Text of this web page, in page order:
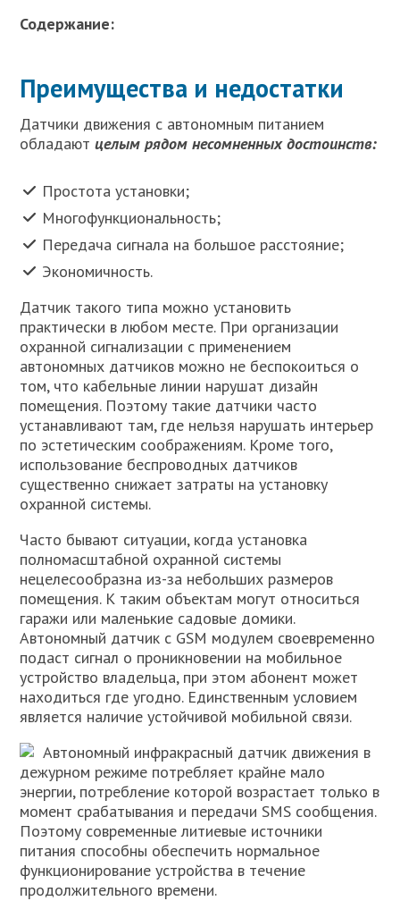
Содержание:
Преимущества и недостатки
Датчики движения с автономным питанием
обладаютцелым рядом несомненных достоинств:
Простота установки;
Многофункциональность;
Передача сигнала на большое расстояние;
Экономичность.
Датчик такого типа можно установить
практически в любом месте. При организации
охранной сигнализации с применением
автономных датчиков можно не беспокоиться о
том, что кабельные линии нарушат дизайн
помещения. Поэтому такие датчики часто
устанавливают там, где нельзя нарушать интерьер
по эстетическим соображениям. Кроме того,
использование беспроводных датчиков
существенно снижает затраты на установку
охранной системы.
Часто бывают ситуации, когда установка
полномасштабной охранной системы
нецелесообразна из-за небольших размеров
помещения. К таким объектам могут относиться
гаражи или маленькие садовые домики.
Автономный датчик с GSM модулем своевременно
подаст сигнал о проникновении на мобильное
устройство владельца, при этом абонент может
находиться где угодно. Единственным условием
является наличие устойчивой мобильной связи.
Автономный инфракрасный датчик движения в
дежурном режиме потребляет крайне мало
энергии, потребление которой возрастает только в
момент срабатывания и передачи SMS сообщения.
Поэтому современные литиевые источники
питания способны обеспечить нормальное
функционирование устройства в течение
продолжительного времени.